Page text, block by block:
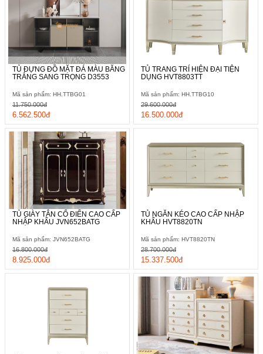
TỦ ĐỰNG ĐỒ MẶT ĐÁ MÀU BĂNG
TRẮNG SANG TRỌNG D3553
Mã sản phẩm: HH.TTBG01
6.562.500đ
11.750.000đ
TỦ TRANG TRÍ HIỆN ĐẠI TIỆN
DỤNG HVT8803TT
Mã sản phẩm: HH.TTBG10
16.500.000đ
29.600.000đ
TỦ GIÀY TÂN CỔ ĐIỂN CAO CẤP
NHẬP KHẨU JVN652BATG
Mã sản phẩm: JVN652BATG
8.925.000đ
16.800.000đ
TỦ NGĂN KÉO CAO CẤP NHẬP
KHẨU HVT8820TN
Mã sản phẩm: HVT8820TN
15.337.500đ
28.700.000đ